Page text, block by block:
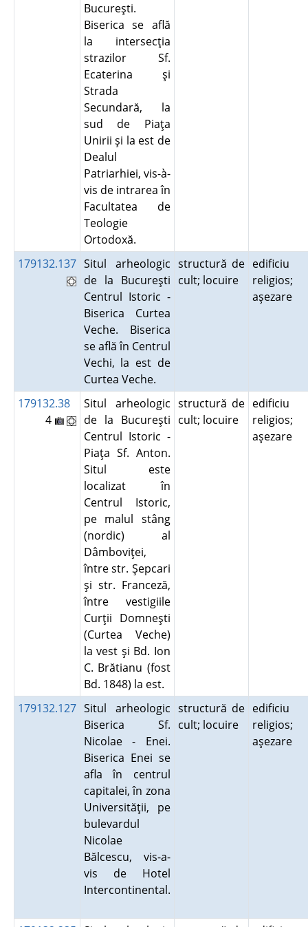
Bucureşti.
Biserica se află
la intersecţia
strazilor Sf.
Ecaterina şi
Strada
Secundară, la
sud de Piaţa
Unirii şi la est de
Dealul
Patriarhiei, vis-à-
vis de intrarea în
Facultatea de
Teologie
Ortodoxă.
179132.137 Situl arheologic
de la Bucureşti
Centrul Istoric -
Biserica Curtea
Veche. Biserica
se află în Centrul
Vechi, la est de
Curtea Veche.
structură de
cult; locuire
edificiu
religios;
aşezare
179132.38
4
Situl arheologic
de la Bucureşti
Centrul Istoric -
Piaţa Sf. Anton.
Situl este
localizat în
Centrul Istoric,
pe malul stâng
(nordic) al
Dâmboviţei,
între str. Şepcari
şi str. Franceză,
între vestigiile
Curţii Domneşti
(Curtea Veche)
la vest şi Bd. Ion
C. Brătianu (fost
Bd. 1848) la est.
structură de
cult; locuire
edificiu
religios;
aşezare
179132.127 Situl arheologic
Biserica Sf.
Nicolae - Enei.
Biserica Enei se
afla în centrul
capitalei, în zona
Universităţii, pe
bulevardul
Nicolae
Bălcescu, vis-a-
vis de Hotel
Intercontinental.
structură de
cult; locuire
edificiu
religios;
aşezare